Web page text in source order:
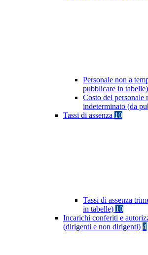
Personale non a
pubblicare in tabelle)
Costo del personale
indeterminato (da
Tassi di assenza 10
Tassi di assenza
in tabelle) 10
Incarichi conferiti e
(dirigenti e non dirigenti) 4